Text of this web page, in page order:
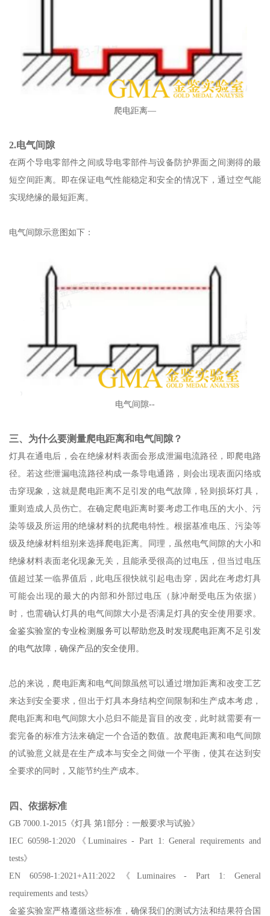
爬电距离—
2.电气间隙
在两个导电零部件之间或导电零部件与设备防护界面之间测得的最
短空间距离。即在保证电气性能稳定和安全的情况下，通过空气能
实现绝缘的最短距离。
电气间隙示意图如下：
电气间隙--
三、为什么要测量爬电距离和电气间隙？
灯具在通电后，会在绝缘材料表面会形成泄漏电流路径，即爬电路
径。若这些泄漏电流路径构成一条导电通路，则会出现表面闪络或
击穿现象，这就是爬电距离不足引发的电气故障，轻则损坏灯具，
重则造成人员伤亡。在确定爬电距离时要考虑工作电压的大小、污
染等级及所运用的绝缘材料的抗爬电特性。根据基准电压、污染等
级及绝缘材料组别来选择爬电距离。同理，虽然电气间隙的大小和
绝缘材料表面老化现象无关，且能承受很高的过电压，但当过电压
值超过某一临界值后，此电压很快就引起电击穿，因此在考虑灯具
可能会出现的最大的内部和外部过电压（脉冲耐受电压为依据）
时，也需确认灯具的电气间隙大小是否满足灯具的安全使用要求。
金鉴实验室的专业检测服务可以帮助您及时发现爬电距离不足引发
的电气故障，确保产品的安全使用。
总的来说，爬电距离和电气间隙虽然可以通过增加距离和改变工艺
来达到安全要求，但出于灯具本身结构空间限制和生产成本考虑，
爬电距离和电气间隙大小总归不能是盲目的改变，此时就需要有一
套完备的标准方法来确定一个合适的数值。故爬电距离和电气间隙
的试验意义就是在生产成本与安全之间做一个平衡，使其在达到安
全要求的同时，又能节约生产成本。
四、依据标准
GB 7000.1-2015《灯具 第1部分：一般要求与试验》
IEC 60598-1:2020《Luminaires - Part 1: General requirements and
tests》
EN 60598-1:2021+A11:2022《Luminaires - Part 1: General
requirements and tests》
金鉴实验室严格遵循这些标准，确保我们的测试方法和结果符合国